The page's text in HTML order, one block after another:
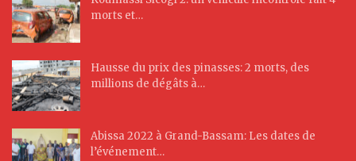
morts et…
Hausse du prix des pinasses: 2 morts, des
millions de dégâts à…
Abissa 2022 à Grand-Bassam: Les dates de
l’événement…